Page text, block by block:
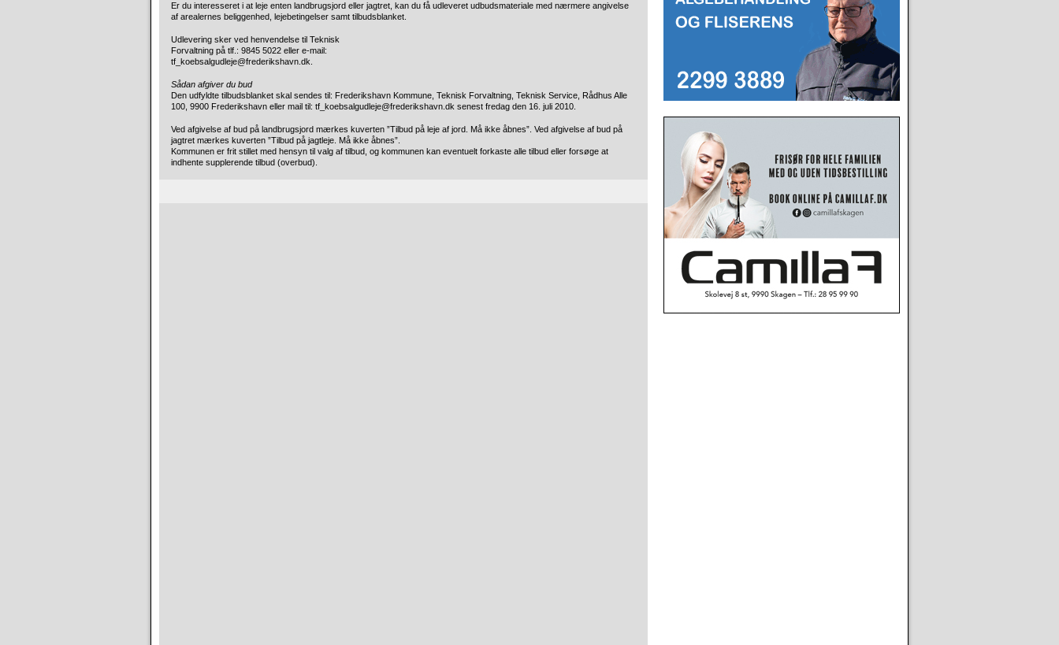
Er du interesseret i at leje enten landbrugsjord eller jagtret, kan du få udleveret udbudsmateriale med nærmere angivelse
af arealernes beliggenhed, lejebetingelser samt tilbudsblanket.
Udlevering sker ved henvendelse til Teknisk
Forvaltning på tlf.: 9845 5022 eller e-mail:
tf_koebsalgudleje@frederikshavn.dk.
Sådan afgiver du bud
Den udfyldte tilbudsblanket skal sendes til: Frederikshavn Kommune, Teknisk Forvaltning, Teknisk Service, Rådhus Alle
100, 9900 Frederikshavn eller mail til: tf_koebsalgudleje@frederikshavn.dk senest fredag den 16. juli 2010.
Ved afgivelse af bud på landbrugsjord mærkes kuverten ”Tilbud på leje af jord. Må ikke åbnes”. Ved afgivelse af bud på
jagtret mærkes kuverten ”Tilbud på jagtleje. Må ikke åbnes”.
Kommunen er frit stillet med hensyn til valg af tilbud, og kommunen kan eventuelt forkaste alle tilbud eller forsøge at
indhente supplerende tilbud (overbud).